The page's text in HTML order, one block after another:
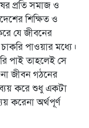
প্রতি সমাজ ও
শিক্ষিত ও
যে জীবনের
পাওয়ার মধ্যে।
পাই তাহলেই সে
জীবন গঠনের
করে শুধু একটা
করেনা অর্থপূর্ণ